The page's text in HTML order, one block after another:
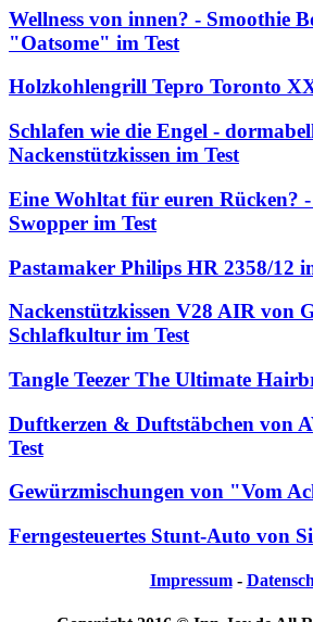
Wellness von innen? - Smoothie
"Oatsome" im Test
Holzkohlengrill Tepro Toronto
Schlafen wie die Engel -
Nackenstützkissen im Test
Eine Wohltat für euren Rücken?
Swopper im Test
Pastamaker Philips HR 2358/12
Nackenstützkissen V28 AIR von
Schlafkultur im Test
Tangle Teezer The Ultimate
Duftkerzen & Duftstäbchen von
Test
Gewürzmischungen von "Vom
Ferngesteuertes Stunt-Auto von
Impressum-